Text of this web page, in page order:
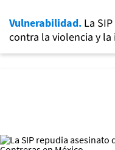
Vulnerabilidad. La
contra la violencia y